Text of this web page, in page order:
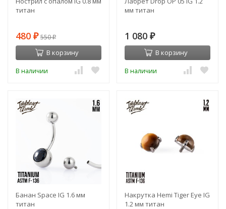
титан
480 ₽ 550₽
В корзину
В наличии
мм титан
1 080 ₽
В корзину
В наличии
Банан Space IG 1.6 мм
титан
Накрутка Hemi Tiger Eye IG
1.2 мм титан